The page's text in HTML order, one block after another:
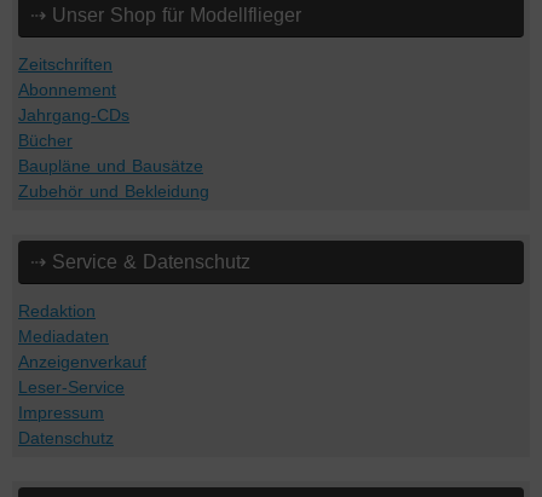
⇢ Unser Shop für Modellflieger
Zeitschriften
Abonnement
Jahrgang-CDs
Bücher
Baupläne und Bausätze
Zubehör und Bekleidung
⇢ Service & Datenschutz
Redaktion
Mediadaten
Anzeigenverkauf
Leser-Service
Impressum
Datenschutz